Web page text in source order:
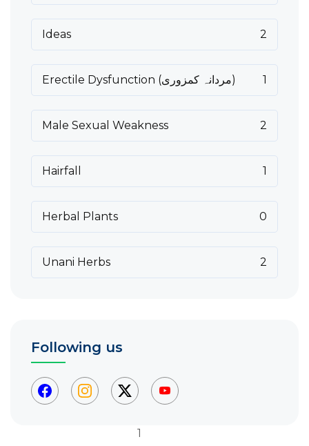
Ideas 2
Erectile Dysfunction (مردانہ کمزوری) 1
Male Sexual Weakness 2
Hairfall 1
Herbal Plants 0
Unani Herbs 2
Following us
1